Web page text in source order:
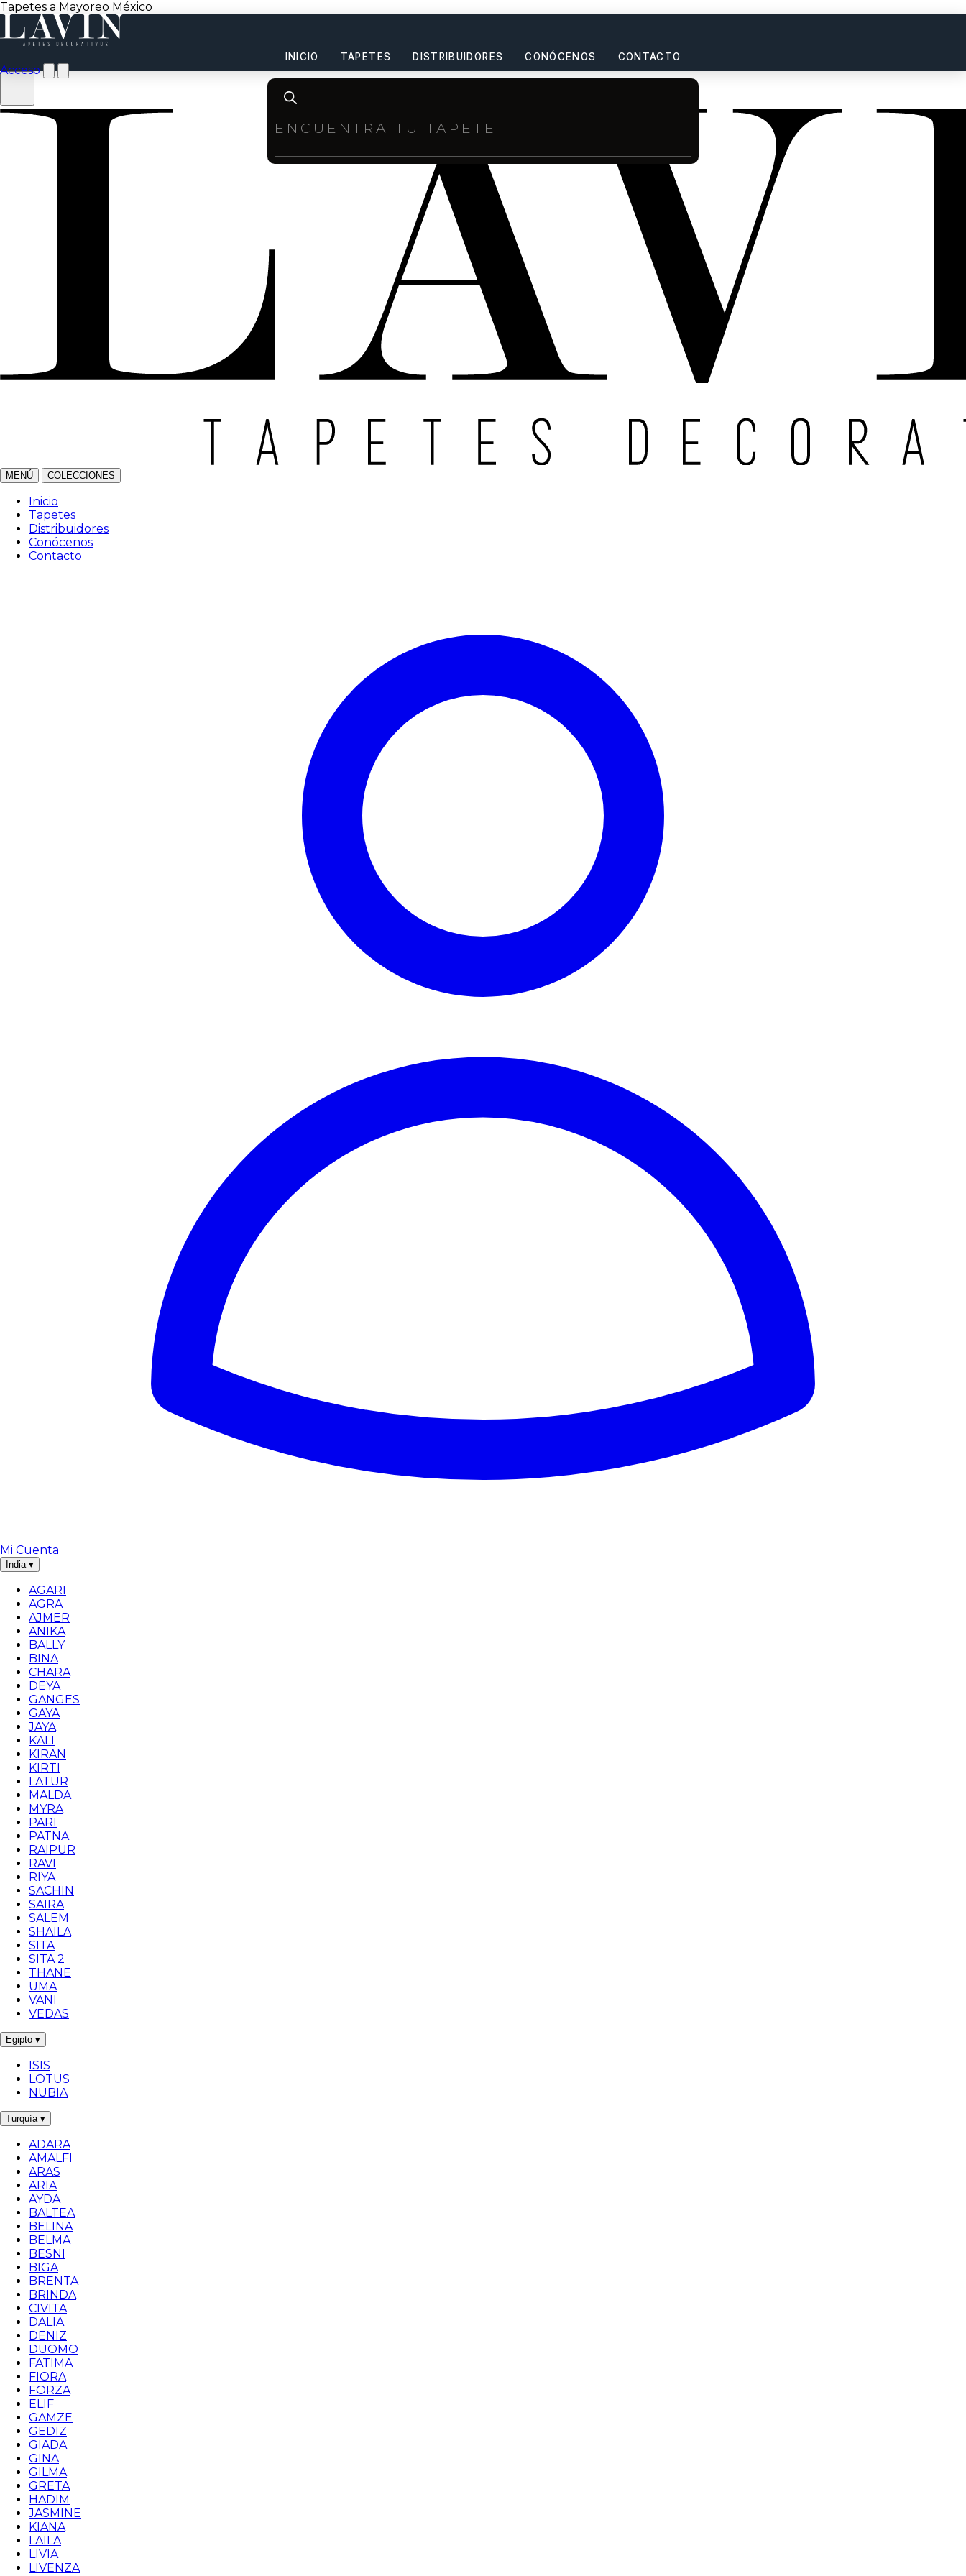
Tapetes a Mayoreo México
INICIO TAPETES DISTRIBUIDORES CONÓCENOS CONTACTO
Acceso
Products
search
MENÚ COLECCIONES
Inicio
Tapetes
Distribuidores
Conócenos
Contacto
Mi Cuenta
India ▾
AGARI
AGRA
AJMER
ANIKA
BALLY
BINA
CHARA
DEYA
GANGES
GAYA
JAYA
KALI
KIRAN
KIRTI
LATUR
MALDA
MYRA
PARI
PATNA
RAIPUR
RAVI
RIYA
SACHIN
SAIRA
SALEM
SHAILA
SITA
SITA 2
THANE
UMA
VANI
VEDAS
Egipto ▾
ISIS
LOTUS
NUBIA
Turquía ▾
ADARA
AMALFI
ARAS
ARIA
AYDA
BALTEA
BELINA
BELMA
BESNI
BIGA
BRENTA
BRINDA
CIVITA
DALIA
DENIZ
DUOMO
FATIMA
FIORA
FORZA
ELIF
GAMZE
GEDIZ
GIADA
GINA
GILMA
GRETA
HADIM
JASMINE
KIANA
LAILA
LIVIA
LIVENZA